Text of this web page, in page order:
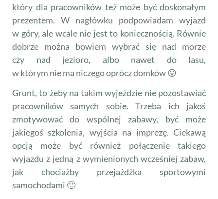
który dla pracowników też może być doskonałym
prezentem. W nagłówku podpowiadam wyjazd
w góry, ale wcale nie jest to koniecznością. Równie
dobrze można bowiem wybrać się nad morze
czy nad jezioro, albo nawet do lasu,
w którym nie ma niczego oprócz domków 😛
Grunt, to żeby na takim wyjeździe nie pozostawiać
pracowników samych sobie. Trzeba ich jakoś
zmotywować do wspólnej zabawy, być może
jakiegoś szkolenia, wyjścia na imprezę. Ciekawą
opcją może być również połączenie takiego
wyjazdu z jedną z wymienionych wcześniej zabaw,
jak chociażby przejażdżka sportowymi
samochodami 🙂